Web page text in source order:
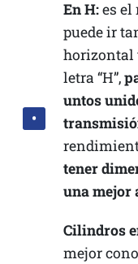
En H:es el
puede ir
horizontal
letra “H”,
untos
tener
una mejor
Cilindros
mejor